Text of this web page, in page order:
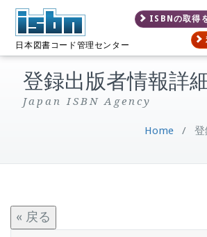
日本図書コード管理センター
ISBNの取得
登録出版者情報詳
Japan ISBN Agency
Home / 登
« 戻る